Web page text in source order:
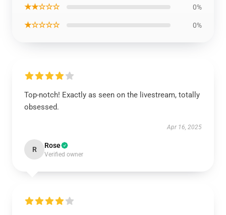
★★☆☆☆ 0%
★☆☆☆☆ 0%
Top-notch! Exactly as seen on the livestream, totally
obsessed.
Apr 16, 2025
R Rose
Verified owner